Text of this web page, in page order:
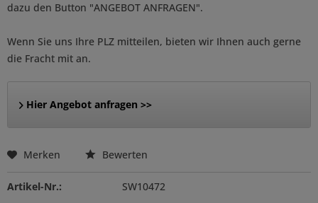
dazu den Button "ANGEBOT ANFRAGEN".
Wenn Sie uns Ihre PLZ mitteilen, bieten wir Ihnen auch gerne
die Fracht mit an.
Hier Angebot anfragen >>
Merken Bewerten
Artikel-Nr.: SW10472